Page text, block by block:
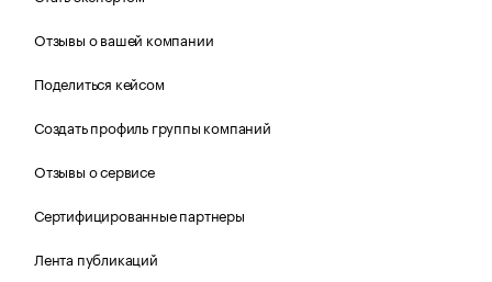
Отзывы о вашей компании
Поделиться кейсом
Создать профиль группы компаний
Отзывы о сервисе
Сертифицированные партнеры
Лента публикаций